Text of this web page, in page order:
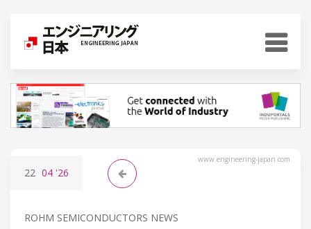
www.engineering-japan.com
22 04 '26
ROHM SEMICONDUCTORS NEWS